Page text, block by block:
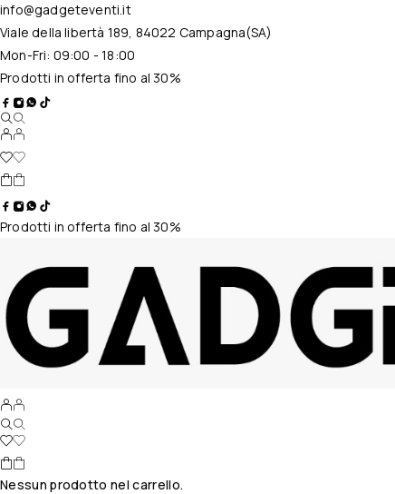
info@gadgeteventi.it
Viale della libertà 189, 84022 Campagna(SA)
Mon-Fri: 09:00 - 18:00
Prodotti in offerta fino al 30%
Prodotti in offerta fino al 30%
Nessun prodotto nel carrello.